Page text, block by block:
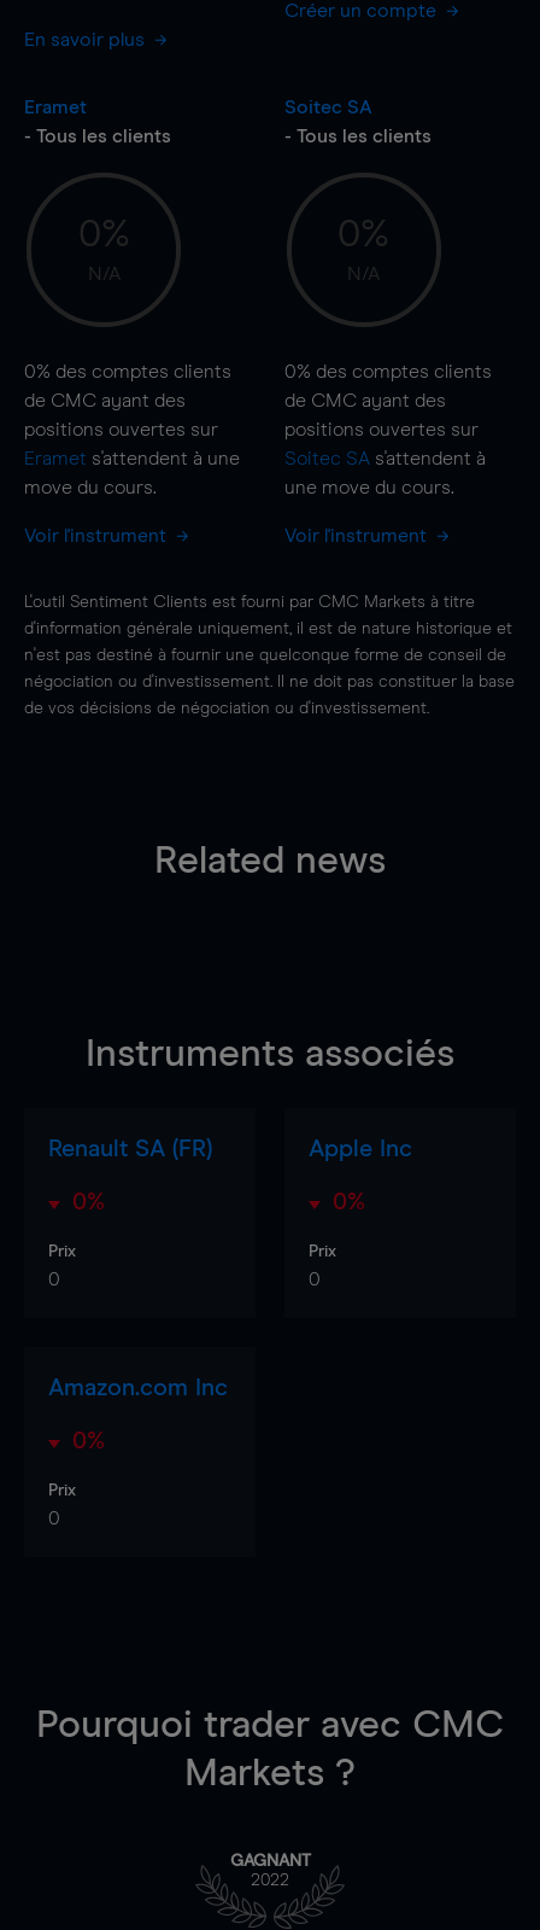
En savoir plus
Créer un compte
Eramet
- Tous les clients
0%
N/A
0% des comptes clients
de CMC ayant des
positions ouvertes sur
Eramet s'attendent à une
move du cours.
Voir l'instrument
Soitec SA
- Tous les clients
0%
N/A
0% des comptes clients
de CMC ayant des
positions ouvertes sur
Soitec SA s'attendent à
une move du cours.
Voir l'instrument
L'outil Sentiment Clients est fourni par CMC Markets à titre
d'information générale uniquement, il est de nature historique et
n'est pas destiné à fournir une quelconque forme de conseil de
négociation ou d'investissement. Il ne doit pas constituer la base
de vos décisions de négociation ou d'investissement.
Related news
Instruments associés
Renault SA (FR)
0%
Prix
0
Apple Inc
0%
Prix
0
Amazon.com Inc
0%
Prix
0
Pourquoi trader avec CMC
Markets ?
GAGNANT
2022